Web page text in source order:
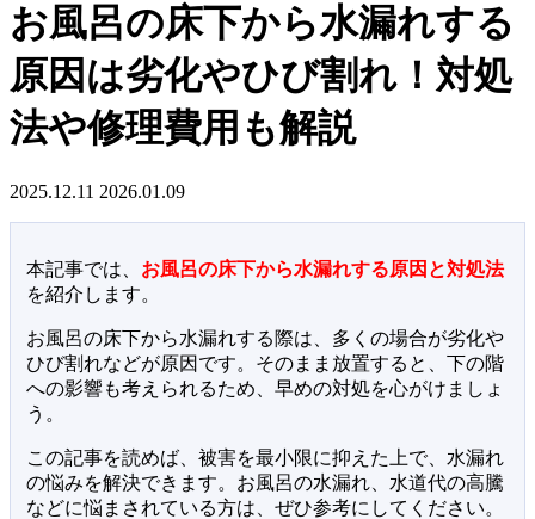
お風呂の床下から水漏れする
原因は劣化やひび割れ！対処
法や修理費用も解説
2025.12.11 2026.01.09
本記事では、 お風呂の床下から水漏れする原因と対処法
を紹介します。
お風呂の床下から水漏れする際は、多くの場合が劣化や
ひび割れなどが原因です。そのまま放置すると、下の階
への影響も考えられるため、早めの対処を心がけましょ
う。
この記事を読めば、被害を最小限に抑えた上で、水漏れ
の悩みを解決できます。お風呂の水漏れ、水道代の高騰
などに悩まされている方は、ぜひ参考にしてください。